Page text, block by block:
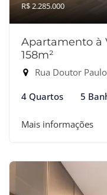
R$ 2.285.000
Apartamento à
158m²
Rua Doutor Paulo
4 Quartos 5
Mais informações